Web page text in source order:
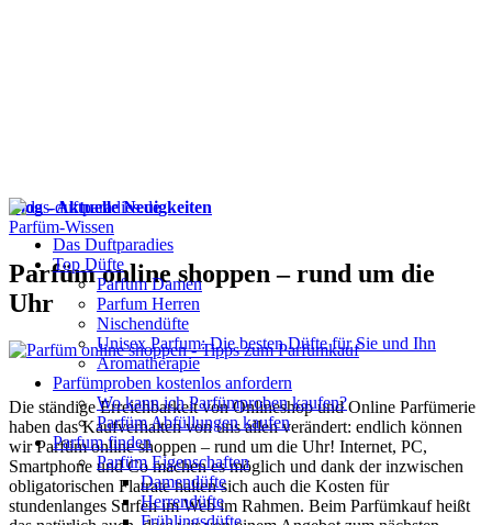
Das Duftparadies
Top Düfte
Parfum Damen
Parfum Herren
Nischendüfte
Unisex Parfum: Die besten Düfte für Sie und Ihn
Aromatherapie
Parfümproben kostenlos anfordern
Wo kann ich Parfümproben kaufen?
Parfüm Abfüllungen kaufen
Parfum finden
Parfüm Eigenschaften
Damendüfte
Herrendüfte
Frühlingsdüfte
Blog - Aktuelle Neuigkeiten
Parfüm-Wissen
Parfüm online shoppen – rund um die
Uhr
Die ständige Erreichbarkeit von Onlineshop und Online Parfümerie
haben das Kaufverhalten von uns allen verändert: endlich können
wir Parfüm online shoppen – rund um die Uhr! Internet, PC,
Smartphone und Co machen es möglich und dank der inzwischen
obligatorischen Flatrate halten sich auch die Kosten für
stundenlanges Surfen im Web im Rahmen. Beim Parfümkauf heißt